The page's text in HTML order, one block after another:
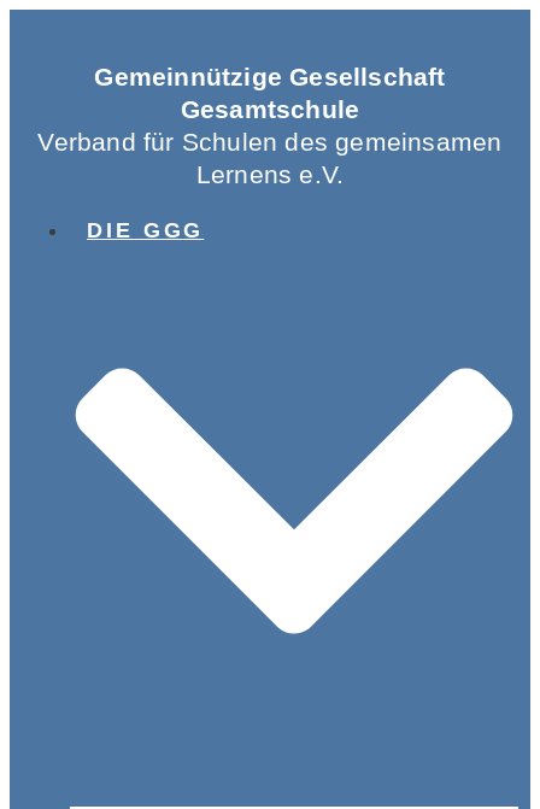
Gemeinnützige Gesellschaft
Gesamtschule
Verband für Schulen des gemeinsamen
Lernens e.V.
DIE GGG